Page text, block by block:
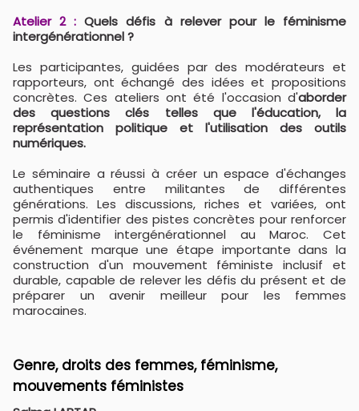
Atelier 2 : Quels défis à relever pour le féminisme
intergénérationnel ?
Les participantes, guidées par des modérateurs et
rapporteurs, ont échangé des idées et propositions
concrètes. Ces ateliers ont été l'occasion d'aborder
des questions clés telles que l'éducation, la
représentation politique et l'utilisation des outils
numériques.
Le séminaire a réussi à créer un espace d'échanges
authentiques entre militantes de différentes
générations. Les discussions, riches et variées, ont
permis d'identifier des pistes concrètes pour renforcer
le féminisme intergénérationnel au Maroc. Cet
événement marque une étape importante dans la
construction d'un mouvement féministe inclusif et
durable, capable de relever les défis du présent et de
préparer un avenir meilleur pour les femmes
marocaines.
Genre, droits des femmes, féminisme,
mouvements féministes